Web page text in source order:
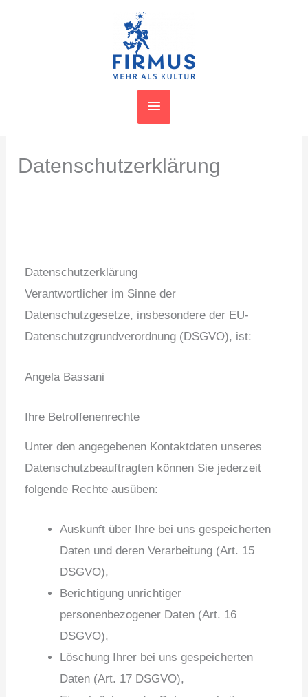
HAUPTMENÜ
Datenschutzerklärung
Datenschutzerklärung
Verantwortlicher im Sinne der
Datenschutzgesetze, insbesondere der EU-
Datenschutzgrundverordnung (DSGVO), ist:
Angela Bassani
Ihre Betroffenenrechte
Unter den angegebenen Kontaktdaten unseres
Datenschutzbeauftragten können Sie jederzeit
folgende Rechte ausüben:
Auskunft über Ihre bei uns gespeicherten
Daten und deren Verarbeitung (Art. 15
DSGVO),
Berichtigung unrichtiger
personenbezogener Daten (Art. 16
DSGVO),
Löschung Ihrer bei uns gespeicherten
Daten (Art. 17 DSGVO),